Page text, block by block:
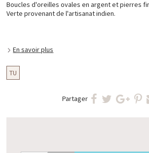
Boucles d'oreilles ovales en argent et pierres
Verte provenant de l'artisanat indien.
En savoir plus
TU
Partager